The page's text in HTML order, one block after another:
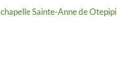
chapelle Sainte-Anne de Otepipi